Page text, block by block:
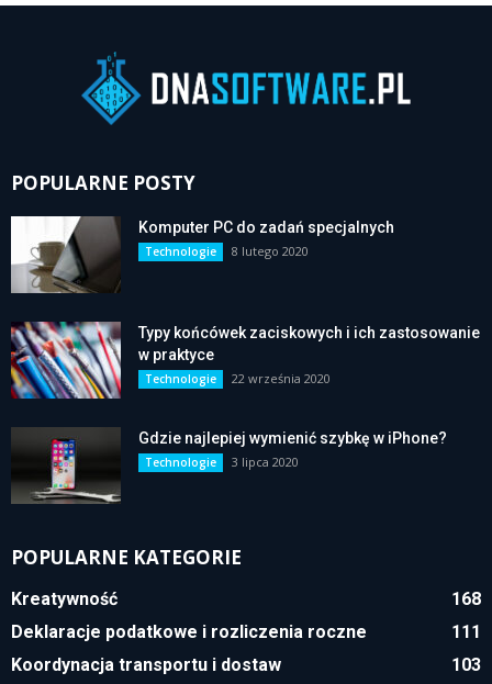
POPULARNE POSTY
Komputer PC do zadań specjalnych
Technologie 8 lutego 2020
Typy końcówek zaciskowych i ich zastosowanie
w praktyce
Technologie 22 września 2020
Gdzie najlepiej wymienić szybkę w iPhone?
Technologie 3 lipca 2020
POPULARNE KATEGORIE
Kreatywność
168
Deklaracje podatkowe i rozliczenia roczne
111
Koordynacja transportu i dostaw
103